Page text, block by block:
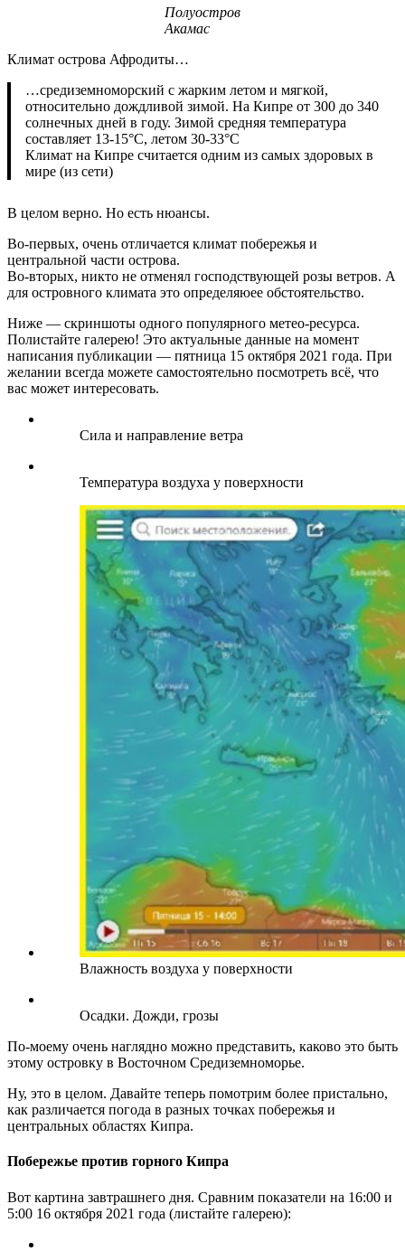
Полуостров
Акамас
Климат острова Афродиты…
…средиземноморский с жарким летом и мягкой,
относительно дождливой зимой. На Кипре от 300 до 340
солнечных дней в году. Зимой средняя температура
составляет 13-15°C, летом 30-33°C
Климат на Кипре считается одним из самых здоровых в
мире (из сети)
В целом верно. Но есть нюансы.
Во-первых, очень отличается климат побережья и
центральной части острова.
Во-вторых, никто не отменял господствующей розы ветров. А
для островного климата это определяюее обстоятельство.
Ниже — скриншоты одного популярного метео-ресурса.
Полистайте галерею! Это актуальные данные на момент
написания публикации — пятница 15 октября 2021 года. При
желании всегда можете самостоятельно посмотреть всё, что
вас может интересовать.
Сила и направление ветра
Температура воздуха у поверхности
Влажность воздуха у поверхности
Осадки. Дожди, грозы
По-моему очень наглядно можно представить, каково это быть
этому островку в Восточном Средиземноморье.
Ну, это в целом. Давайте теперь помотрим более пристально,
как различается погода в разных точках побережья и
центральных областях Кипра.
Побережье против горного Кипра
Вот картина завтрашнего дня. Сравним показатели на 16:00 и
5:00 16 октября 2021 года (листайте галерею):